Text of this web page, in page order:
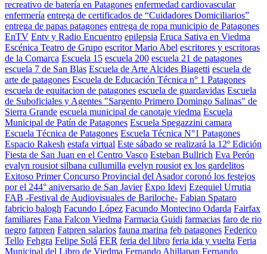
recreativo de batería en Patagones enfermedad cardiovascular
enfermería entrega de certificados de “Cuidadores Domiciliarios”
entrega de papas patagones entrega de ropa municipio de Patagones
EnTV Entv y Radio Encuentro epilepsia Eruca Sativa en Viedma
Escénica Teatro de Grupo escritor Mario Abel escritores y escritoras
de la Comarca Escuela 15 escuela 200 escuela 21 de patagones
escuela 7 de San Blas Escuela de Arte Alcides Biagetti escuela de
arte de patagones Escuela de Educación Técnica n° 1 Patagones
escuela de equitacion de patagones escuela de guardavidas Escuela
de Suboficiales y Agentes "Sargento Primero Domingo Salinas" de
Sierra Grande escuela municipal de canotaje viedma Escuela
Municipal de Patín de Patagones Escuela Spegazzini camara
Escuela Técnica de Patagones Escuela Técnica N°1 Patagones
Espacio Rakesh estafa virtual Este sábado se realizará la 12º Edición
Fiesta de San Juan en el Centro Vasco Esteban Bullrich Eva Perón
evalyn rousiot silbana cullumilla evelyn rousiot ex los gardelitos
Exitoso Primer Concurso Provincial del Asador coronó los festejos
por el 244° aniversario de San Javier Expo Idevi Ezequiel Urrutia
FAB -Festival de Audiovisuales de Bariloche- Fabian Spataro
fabricio balogh Facundo López Facundo Montecino Odarda Fairfax
familiares Fana Falcon Viedma Farmacia Guidi farmacias faro de rio
negro fatpren Fatpren salarios fauna marina feb patagones Federico
Tello Fehgra Felipe Solá FER feria del libro feria ida y vuelta Feria
Municipal del Libro de Viedma Fernando Ahillapan Fernando